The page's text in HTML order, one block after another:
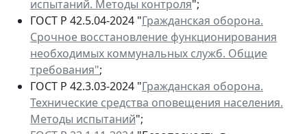
испытаний. Методы контроля";
ГОСТ Р 42.5.04-2024 "Гражданская оборона.
Срочное восстановление функционирования
необходимых коммунальных служб. Общие
требования";
ГОСТ Р 42.3.03-2024 "Гражданская оборона.
Технические средства оповещения населения.
Методы испытаний";